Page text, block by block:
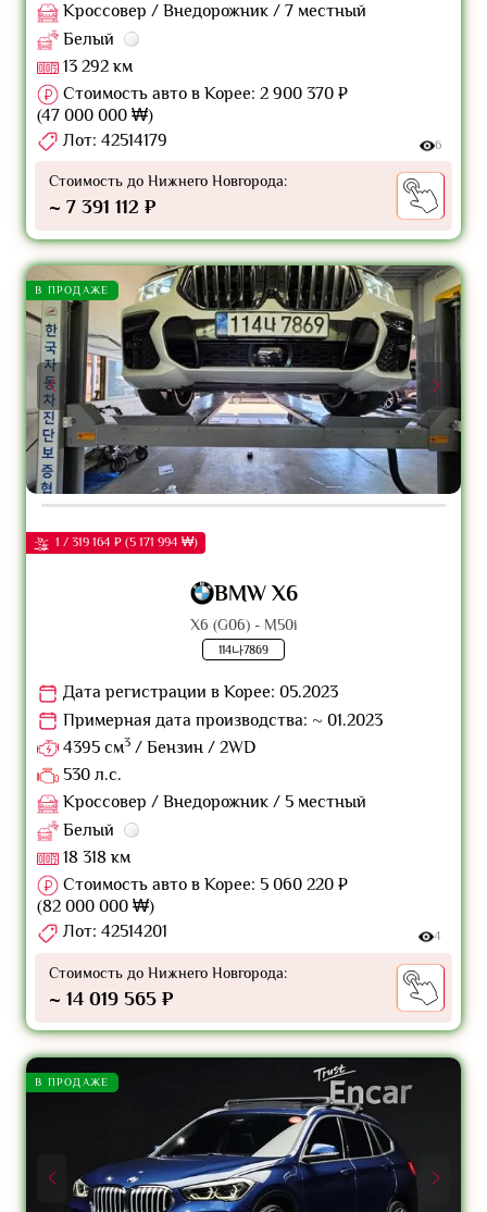
Кроссовер / Внедорожник / 7 местный
Белый
13 292 км
Стоимость авто в Корее: 2 900 370 ₽
(47 000 000 ₩)
Лот: 42514179
6
Стоимость до Нижнего Новгорода:
~ 7 391 112 ₽
В ПРОДАЖЕ
1 / 319 164 ₽ (5 171 994 ₩)
BMW X6
X6 (G06) - M50i
114나7869
Дата регистрации в Корее: 05.2023
Примерная дата производства: ~ 01.2023
4395 см3 / Бензин / 2WD
530 л.с.
Кроссовер / Внедорожник / 5 местный
Белый
18 318 км
Стоимость авто в Корее: 5 060 220 ₽
(82 000 000 ₩)
Лот: 42514201
4
Стоимость до Нижнего Новгорода:
~ 14 019 565 ₽
В ПРОДАЖЕ